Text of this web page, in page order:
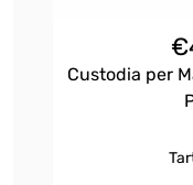
€
Custodia per